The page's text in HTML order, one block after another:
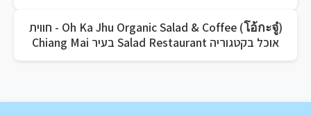
Oh Ka Jhu Organic Salad & Coffee (โอ้กะจู๋) - חווית
אוכל בקטגוריה Salad Restaurant בעיר Chiang Mai